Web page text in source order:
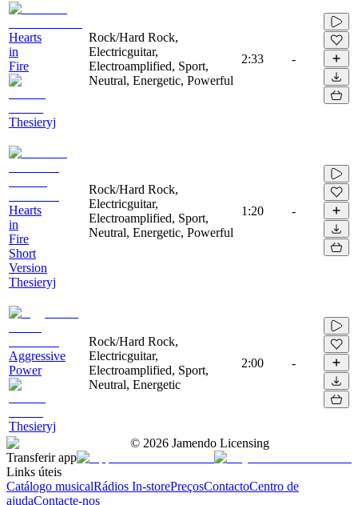
Hearts
in
Fire
Thesieryj
Rock/Hard Rock,
Electricguitar,
Electroamplified, Sport,
Neutral, Energetic, Powerful
2:33 -
Hearts
in
Fire
Short
Version
Thesieryj
Rock/Hard Rock,
Electricguitar,
Electroamplified, Sport,
Neutral, Energetic, Powerful
1:20 -
Aggressive
Power
Thesieryj
Rock/Hard Rock,
Electricguitar,
Electroamplified, Sport,
Neutral, Energetic
2:00 -
© 2026 Jamendo Licensing
Transferir app
Links úteis
Catálogo musicalRádios In-storePreçosContactoCentro de
ajudaContacte-nos